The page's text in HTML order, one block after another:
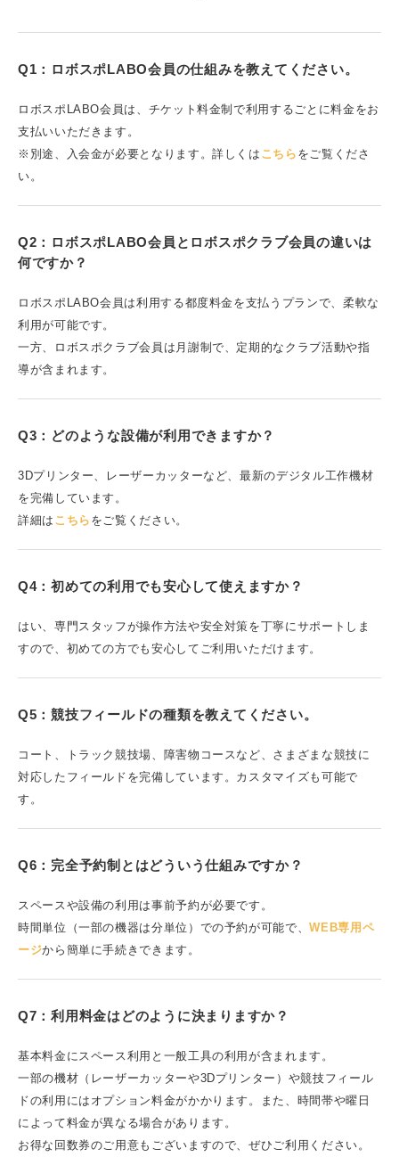
Q1：ロボスポLABO会員の仕組みを教えてください。
ロボスポLABO会員は、チケット料金制で利用するごとに料金をお
支払いいただきます。
※別途、入会金が必要となります。詳しくは こちら をご覧くださ
い。
Q2：ロボスポLABO会員とロボスポクラブ会員の違いは
何ですか？
ロボスポLABO会員は利用する都度料金を支払うプランで、柔軟な
利用が可能です。
一方、ロボスポクラブ会員は月謝制で、定期的なクラブ活動や指
導が含まれます。
Q3：どのような設備が利用できますか？
3Dプリンター、レーザーカッターなど、最新のデジタル工作機材
を完備しています。
詳細は こちら をご覧ください。
Q4：初めての利用でも安心して使えますか？
はい、専門スタッフが操作方法や安全対策を丁寧にサポートしま
すので、初めての方でも安心してご利用いただけます。
Q5：競技フィールドの種類を教えてください。
コート、トラック競技場、障害物コースなど、さまざまな競技に
対応したフィールドを完備しています。カスタマイズも可能で
す。
Q6：完全予約制とはどういう仕組みですか？
スペースや設備の利用は事前予約が必要です。
時間単位（一部の機器は分単位）での予約が可能で、WEB専用ペ
ージから簡単に手続きできます。
Q7：利用料金はどのように決まりますか？
基本料金にスペース利用と一般工具の利用が含まれます。
一部の機材（レーザーカッターや3Dプリンター）や競技フィール
ドの利用にはオプション料金がかかります。また、時間帯や曜日
によって料金が異なる場合があります。
お得な回数券のご用意もございますので、ぜひご利用ください。